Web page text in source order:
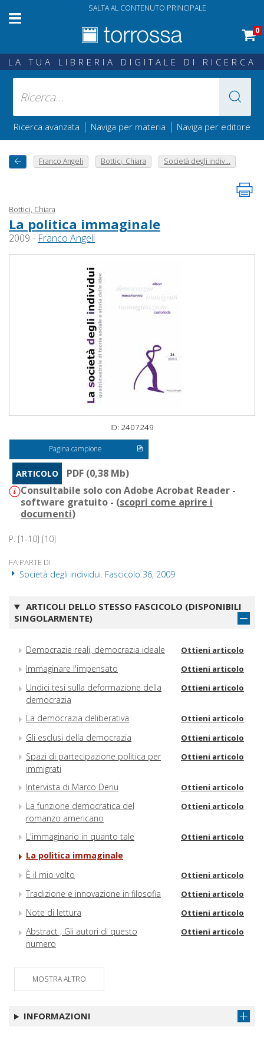
SALTA AL CONTENUTO PRINCIPALE
0
LA TUA LIBRERIA DIGITALE DI RICERCA
Ricerca avanzata | Naviga per materia | Naviga per editore
Franco Angeli Bottici, Chiara Società degli indiv...
Bottici, Chiara
La politica immaginale
2009 - Franco Angeli
ID: 2407249
Pagina campione
ARTICOLO
PDF (0,38 Mb)
Consultabile solo con Adobe Acrobat Reader -
software gratuito - (scopri come aprire i
documenti)
P. [1-10] [10]
FA PARTE DI
Società degli individui. Fascicolo 36, 2009
ARTICOLI DELLO STESSO FASCICOLO (DISPONIBILI
SINGOLARMENTE)
Democrazie reali, democrazia ideale Ottieni articolo
Immaginare l'impensato Ottieni articolo
Undici tesi sulla deformazione della
democrazia
Ottieni articolo
La democrazia deliberativa Ottieni articolo
Gli esclusi della democrazia Ottieni articolo
Spazi di partecipazione politica per
immigrati
Ottieni articolo
Intervista di Marco Deriu Ottieni articolo
La funzione democratica del
romanzo americano
Ottieni articolo
L'immaginario in quanto tale Ottieni articolo
La politica immaginale
È il mio volto
Ottieni articolo
Tradizione e innovazione in filosofia Ottieni articolo
Note di lettura Ottieni articolo
Abstract ; Gli autori di questo
numero
Ottieni articolo
MOSTRA ALTRO
INFORMAZIONI